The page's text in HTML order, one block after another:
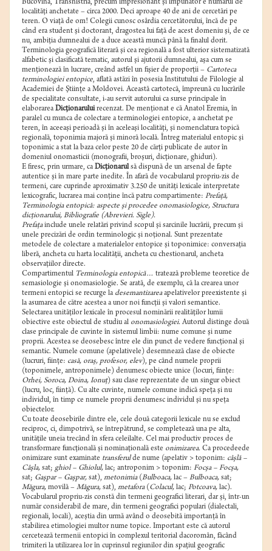
Bucovina, Transnistria, precum impresionant şi impunător e numărul de
localităţi anchetate – circa 2000. Deci aproape 40 de ani de cercetări pe
teren. O viaţă de om! Colegii cunosc osârdia cercetătorului, încă de pe
când era student şi doctorant, dragostea lui faţă de acest domeniu şi, de ce
nu, ambiţia dumnealui de a duce această muncă până la finalul dorit.
Terminologia geografică literară şi cea regională a fost ulterior sistematizată
alfabetic şi clasificată tematic, autorul şi ajutorii dumnealui, aşa cum se
menţionează în lucrare, creând astfel un fişier de proporţii – Cartoteca
terminologiei entopice, aflată astăzi în posesia Institutului de Filologie al
Academiei de Ştiinţe a Moldovei. Această cartotecă, împreună cu lucrările
de specialitate consultate, i-au servit autorului ca surse principale în
elaborarea Dicţionaruluirecenzat. De menţionat e că Anatol Eremia, în
paralel cu munca de colectare a terminologiei entopice, a anchetat pe
teren, în aceeaşi perioadă şi în aceleaşi localităţi, şi nomenclatura topică
regională, toponimia majoră şi minoră locală. Întreg materialul entopic şi
toponimic a stat la baza celor peste 20 de cărţi publicate de autor în
domeniul onomasticii (monografii, broşuri, dicţionare, ghiduri).
E firesc, prin urmare, ca Dicţionarulsă dispună de un arsenal de fapte
autentice şi în mare parte inedite. În afară de vocabularul propriu-zis de
termeni, care cuprinde aproximativ 3.250 de unităţi lexicale interpretate
lexicografic, lucrarea mai conţine încă patru compartimente: Prefaţă,
Terminologia entopică: aspecte şi procedee onomasiologice, Structura
dicţionarului, Bibliografie (Abrevieri. Sigle).
Prefaţainclude unele relatări privind scopul şi sarcinile lucrării, precum şi
unele precizări de ordin terminologic şi noţional. Sunt prezentate
metodele de colectare a materialelor entopice şi toponimice: conversaţia
liberă, ancheta cu harta localităţii, ancheta cu chestionarul, ancheta
observaţiilor directe.
Compartimentul Terminologia entopică… tratează probleme teoretice de
semasiologie şi onomasiologie. Se arată, de exemplu, că la crearea unor
termeni entopici se recurge la desemantizareaapelativelor preexistente şi
la asumarea de către acestea a unor noi funcţii şi valori semantice.
Selectarea unităţilor lexicale în procesul nominării realităţilor lumii
obiective este obiectul de studiu al onomasiologiei.Autorul distinge două
clase principale de cuvinte în sistemul limbii: nume comune şi nume
proprii. Acestea se deosebesc între ele din punct de vedere funcţional şi
semantic. Numele comune (apelativele) desemnează clase de obiecte
(lucruri, fiinţe: casă, oraş, profesor, elev), pe când numele proprii
(toponimele, antroponimele) denumesc obiecte unice (locuri, fiinţe:
Orhei, Soroca, Doina, Ionuţ) sau clase reprezentate de un singur obiect
(lucru, loc, fiinţă). Cu alte cuvinte, numele comune indică speţa şi nu
individul, în timp ce numele proprii denumesc individul şi nu speţa
obiectelor.
Cu toate deosebirile dintre ele, cele două categorii lexicale nu se exclud
reciproc, ci, dimpotrivă, se întrepătrund, se completează una pe alta,
unităţile uneia trecând în sfera celeilalte. Cel mai productiv proces de
transformare funcţională şi nominaţională este onimizarea. Ca procedeede
onimizare sunt examinate transferulde nume (apelativ > toponim: câşlă –
Câşla, sat; ghiol – Ghiolul, lac; antroponim > toponim: Focşa – Focşa,
sat; Gaşpar – Gaşpar, sat), metonimia(Bulboaca, lac – Bulboaca, sat;
Măgura, movilă – Măgura, sat), metafora( Colacul, lac; Potcoava, lac).
Vocabularul propriu-zis constă din termeni geografici literari, dar şi, într-un
număr considerabil de mare, din termeni geografici populari (dialectali,
regionali, locali), aceştia din urmă având o deosebită importanţă în
stabilirea etimologiei multor nume topice. Important este că autorul
cercetează termenii entopici în complexul teritorial dacoromân, făcând
trimiteri la utilizarea lor în cuprinsul regiunilor din spaţiul geografic